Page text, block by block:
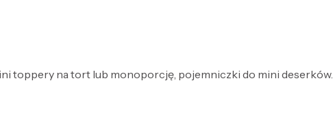
toppery na tort lub monoporcję, pojemniczki do mini deserków.